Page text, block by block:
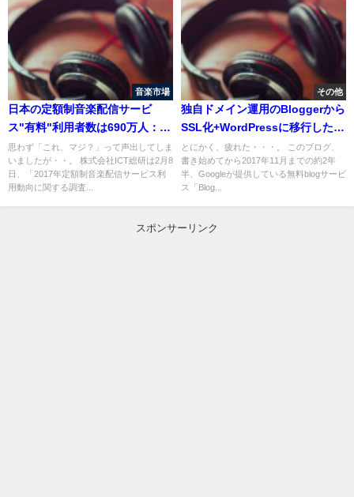
音楽市場
日本の定額制音楽配信サービ
ス"有料"利用者数は690万人：
ICT総研[2016年末]
思わず「これ、マジ？」って声出してしま
いましたが・・。 株式会社ICT総研は2月8
日、「2017年定額制音楽配信サービス利
用動向に関する調査...
その他
独自ドメイン運用のBloggerから
SSL化+WordPressに移行した方
法
とにかく、疲れた・・・。 このブログ、
書き始めてから2017年11月までの約2年
半、Googleが提供している無料blogサービ
ス「Blog...
スポンサーリンク